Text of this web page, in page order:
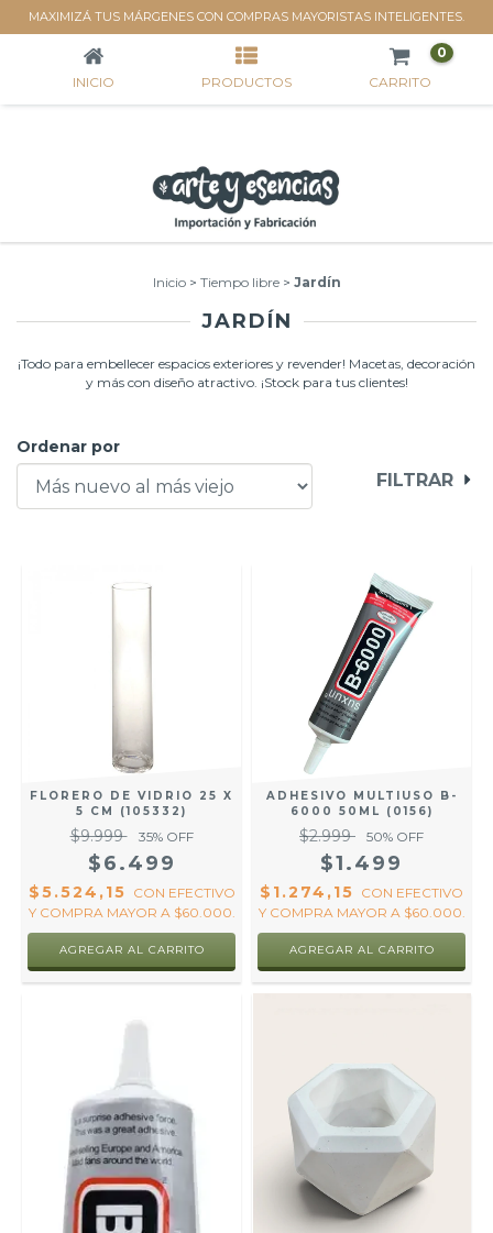
MAXIMIZÁ TUS MÁRGENES CON COMPRAS MAYORISTAS INTELIGENTES.
JARDÍN
INICIO PRODUCTOS CARRITO
0
Inicio > Tiempo libre > Jardín
JARDÍN
¡Todo para embellecer espacios exteriores y revender! Macetas, decoración
y más con diseño atractivo. ¡Stock para tus clientes!
Ordenar por
FILTRAR
FLORERO DE VIDRIO 25 X
5 CM (105332)
$9.999 35% OFF
$6.499
$5.524,15 CON EFECTIVO
Y COMPRA MAYOR A $60.000.
ADHESIVO MULTIUSO B-
6000 50ML (0156)
$2.999 50% OFF
$1.499
$1.274,15 CON EFECTIVO
Y COMPRA MAYOR A $60.000.